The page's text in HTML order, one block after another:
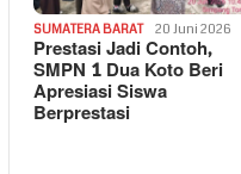
SUMATERA BARAT 20 Juni 2026
Prestasi Jadi Contoh,
SMPN 1 Dua Koto Beri
Apresiasi Siswa
Berprestasi